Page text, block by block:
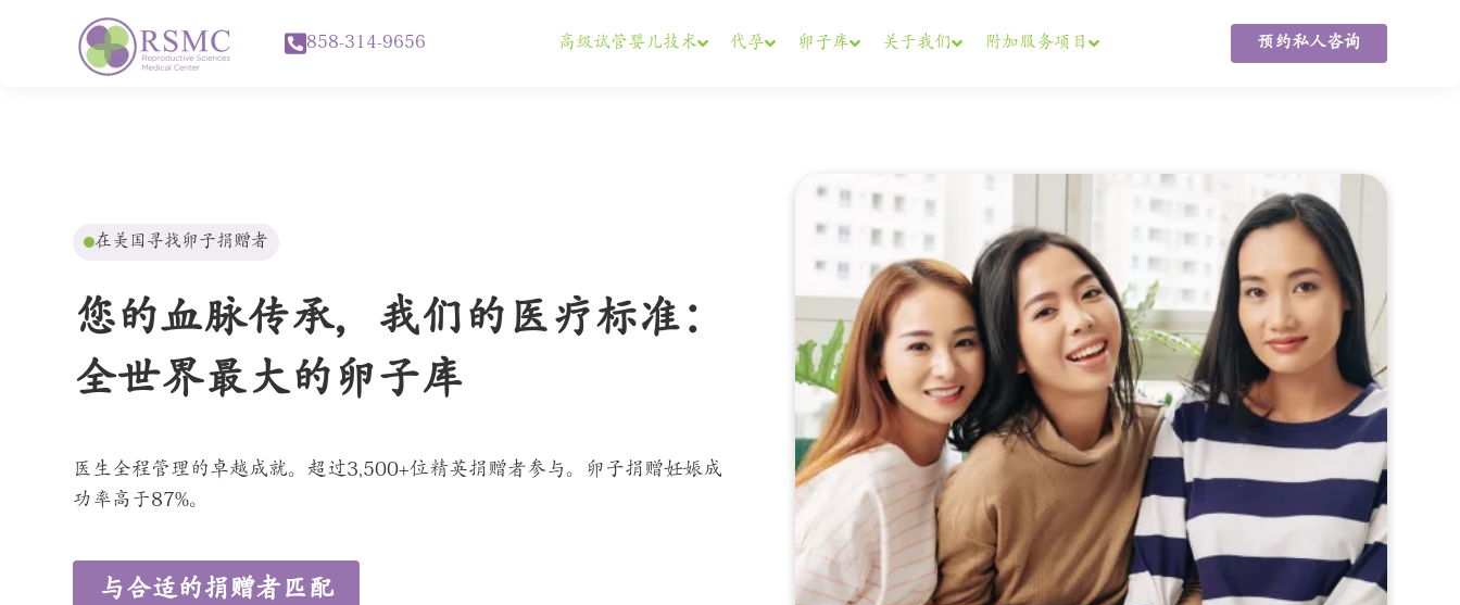
858-314-9656 高级试管婴儿技术 代孕 卵子库 关于我们 附加服务项目 预约私人咨询
在美国寻找卵子捐赠者
您的血脉传承，我们的医疗标准：
全世界最大的卵子库
医生全程管理的卓越成就。超过3,500+位精英捐赠者参与。卵子捐赠妊娠成
功率高于87%。
与合适的捐赠者匹配